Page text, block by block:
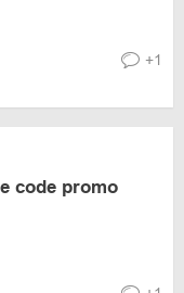
+1
code promo